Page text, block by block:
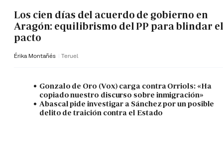
Los cien días del acuerdo de gobierno en
Aragón: equilibrismo del PP para blindar el
pacto
Érika Montañés Teruel
Gonzalo de Oro (Vox) carga contra Orriols: «Ha
copiado nuestro discurso sobre inmigración»
Abascal pide investigar a Sánchez por un posible
delito de traición contra el Estado